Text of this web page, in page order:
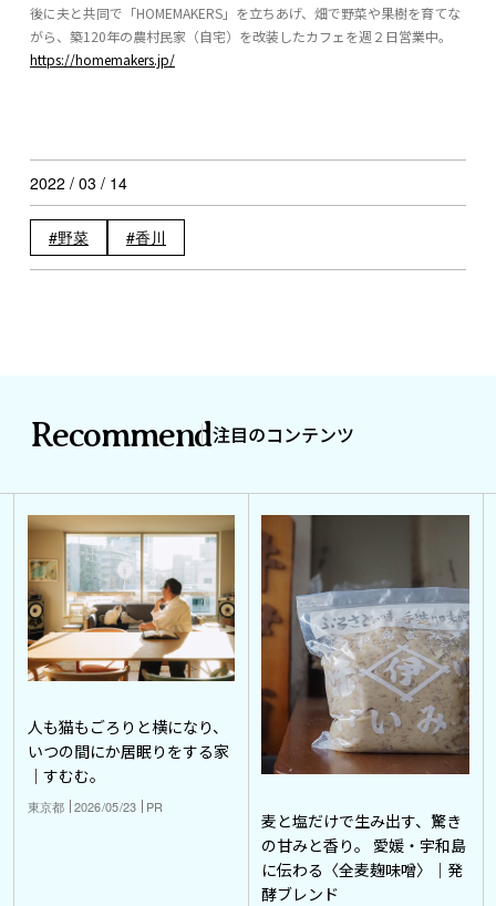
後に夫と共同で「HOMEMAKERS」を立ちあげ、畑で野菜や果樹を育てな
がら、築120年の農村民家（自宅）を改装したカフェを週２日営業中。
https://homemakers.jp/
2022 / 03 / 14
野菜 香川
Recommend注目のコンテンツ
人も猫もごろりと横になり、
いつの間にか居眠りをする家
｜すむむ。
東京都 2026/05/23 PR
麦と塩だけで生み出す、驚き
の甘みと香り。 愛媛・宇和島
に伝わる〈全麦麹味噌〉｜発
酵ブレンド